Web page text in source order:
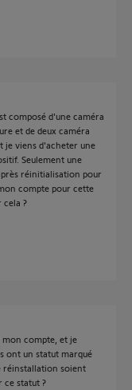
composé d'une caméra
et de deux caméra
je viens d'acheter une
Seulement une
réinitialisation pour
compte pour cette
cela ?
mon compte, et je
ont un statut marqué
réinstallation soient
ce statut ?